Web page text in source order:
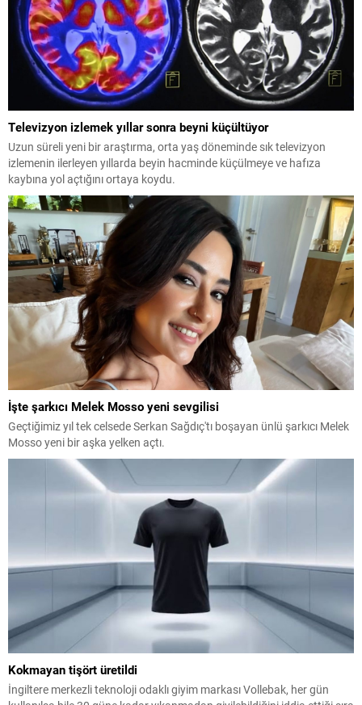
Televizyon izlemek yıllar sonra beyni küçültüyor
Uzun süreli yeni bir araştırma, orta yaş döneminde sık televizyon
izlemenin ilerleyen yıllarda beyin hacminde küçülmeye ve hafıza
kaybına yol açtığını ortaya koydu.
İşte şarkıcı Melek Mosso yeni sevgilisi
Geçtiğimiz yıl tek celsede Serkan Sağdıç'tı boşayan ünlü şarkıcı Melek
Mosso yeni bir aşka yelken açtı.
Kokmayan tişört üretildi
İngiltere merkezli teknoloji odaklı giyim markası Vollebak, her gün